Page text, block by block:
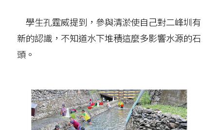
學生孔霆威提到，參與清淤使自己對二峰圳有
新的認識，不知道水下堆積這麼多影響水源的石
頭。